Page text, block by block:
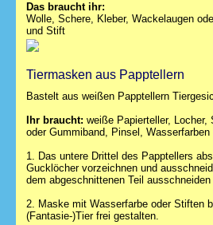
Das braucht ihr:
Wolle, Schere, Kleber, Wackelaugen
und Stift
Tiermasken aus Papptellern
Bastelt aus weißen Papptellern
Ihr braucht: weiße Papierteller, Locher,
oder Gummiband, Pinsel,
1. Das untere Drittel des Papptellers
Gucklöcher vorzeichnen und
dem abgeschnittenen Teil
2. Maske mit Wasserfarbe oder Stiften
(Fantasie-)Tier frei gestalten.